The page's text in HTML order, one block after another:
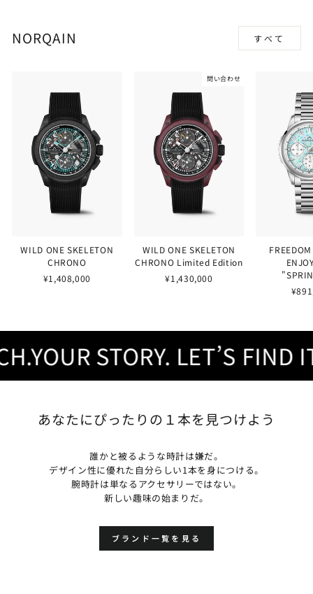
NORQAIN すべて
WILD ONE SKELETON
CHRONO
¥1,408,000
問い合わせ
WILD ONE SKELETON
CHRONO Limited Edition
¥1,430,000
STORY. LET’S FIND IT.
あなたにぴったりの１本を見つけよう
誰かと被るような時計は嫌だ。
デザイン性に優れた自分らしい1本を身につける。
腕時計は単なるアクセサリーではない。
新しい趣味の始まりだ。
ブランド一覧を見る